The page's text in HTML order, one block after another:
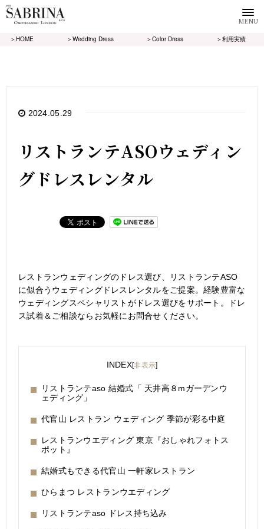
MENU
＞HOME ＞Wedding Dress ＞Color Dress ＞利用実績
2024.05.29
リストランテASOウェディン
グドレスレンタル
レストランウェディングのドレス選び、リストランテASO
に似合うウェディングドレスレンタルをご提案。経験豊富な
ウェディングスペシャリストがドレス選びをサポート。ドレ
ス試着＆ご相談ならお気軽にお問合せください。
INDEX[非表示]
リストランテaso 結婚式「 天井高８mガーデンウ
ェディング」
代官山 レストラン ウェディング 季節が彩る中庭
レストランウエディング 東京『おしゃれフォトス
ポット』
結婚式もできる代官山 一軒家レストラン
ひらまつ レストランウエディング
リストランテaso ドレス持ち込み